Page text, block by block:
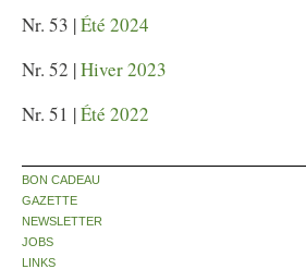
Nr. 53 |Été 2024
Nr. 52 |Hiver 2023
Nr. 51 |Été 2022
BON CADEAU
GAZETTE
NEWSLETTER
JOBS
LINKS